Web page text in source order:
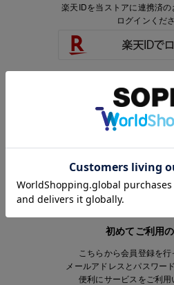
楽天IDを当ストアに連携済の
ログインくださ
楽天IDをお持ちで、当スト
お持ちでないお客様
会員登録いただ
初めてご利用
こちらから会員登録を行
メールアドレスとパスワー
便利にサービスをご利用